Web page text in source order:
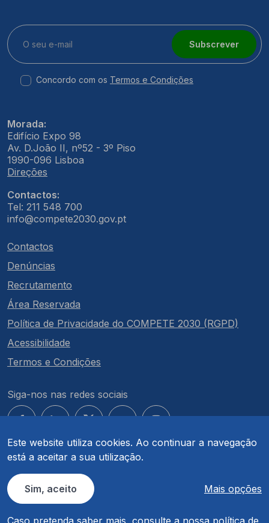
Este website utiliza cookies. Ao continuar a navegação
está a aceitar a sua utilização.
Sim, aceito Mais opções
Caso pretenda saber mais, consulte a nossa política de
Subscrever
Concordo com os Termos e Condições
Morada:
Edifício Expo 98
Av. D.João II, nº52 - 3º Piso
1990-096 Lisboa
Direções
Contactos:
Tel: 211 548 700
info@compete2030.gov.pt
Contactos
Denúncias
Recrutamento
Área Reservada
Política de Privacidade do COMPETE 2030 (RGPD)
Acessibilidade
Termos e Condições
Siga-nos nas redes sociais
© COMPETE 2030. Todos os direitos reservados.